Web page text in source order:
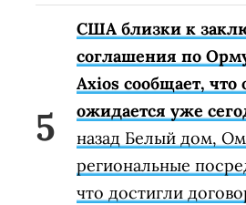
США близки к
соглашения по
Axios сообщает, что
ожидается уже
назад Белый дом,
региональные
что достигли